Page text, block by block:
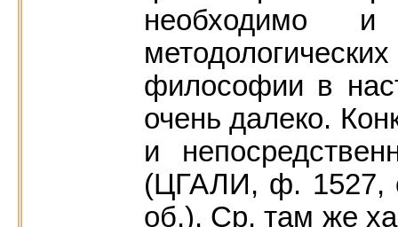
необходимо и
философии в
очень далеко.
и
(ЦГАЛИ, ф. 1527,
об.). Ср. там же